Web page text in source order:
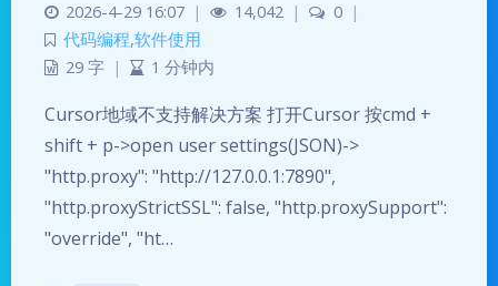
2026-4-29 16:07 | 14,042 | 0 |
代码编程,软件使用
29 字 | 1 分钟内
Cursor地域不支持解决方案 打开Cursor 按cmd +
shift + p->open user settings(JSON)->
"http.proxy": "http://127.0.0.1:7890",
"http.proxyStrictSSL": false, "http.proxySupport":
"override", "ht…